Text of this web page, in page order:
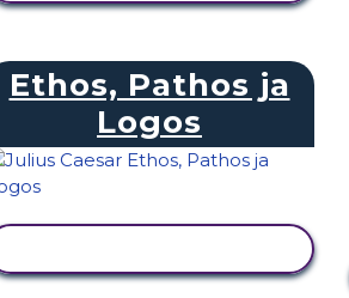
Ethos, Pathos ja
Logos